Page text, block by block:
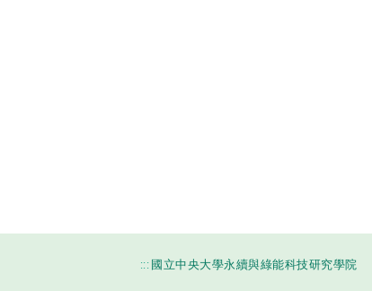
::: 國立中央